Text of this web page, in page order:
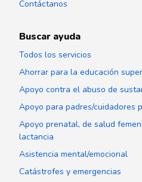
Contáctanos
Buscar ayuda
Todos los servicios
Ahorrar para la educación
Apoyo contra el abuso de
Apoyo para padres/cuidadores
Apoyo prenatal, de salud
lactancia
Asistencia mental/emocional
Catástrofes y emergencias